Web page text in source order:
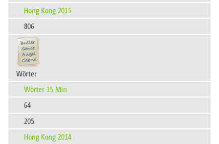
Hong Kong 2015
806
Wörter
Wörter 15 Min
64
205
Hong Kong 2014